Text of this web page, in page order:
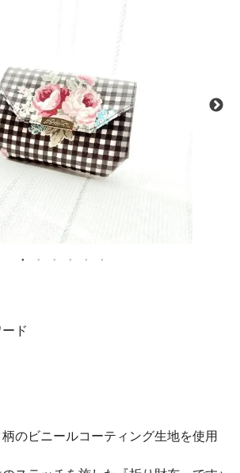
ド
のビニールコーティング生地を使用